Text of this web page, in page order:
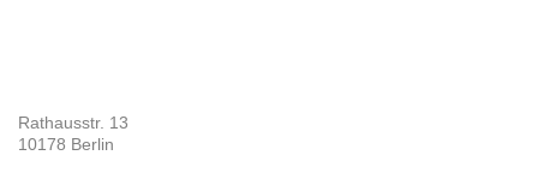
Rathausstr. 13
10178 Berlin